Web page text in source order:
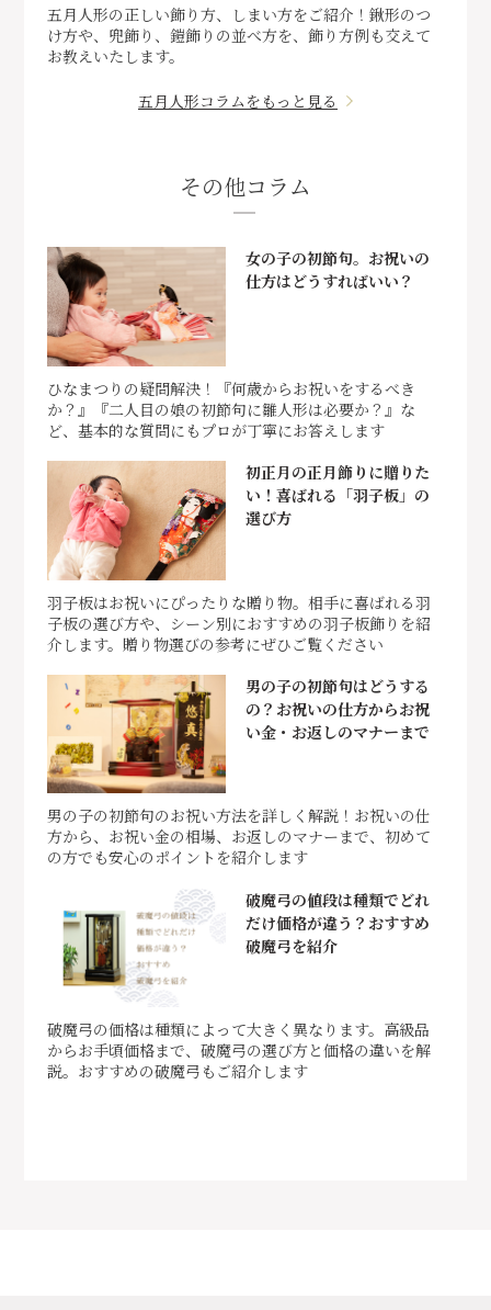
五月人形の正しい飾り方、しまい方をご紹介！鍬形のつ
け方や、兜飾り、鎧飾りの並べ方を、飾り方例も交えて
お教えいたします。
五月人形コラムをもっと見る
その他コラム
女の子の初節句。お祝いの
仕方はどうすればいい？
ひなまつりの疑問解決！『何歳からお祝いをするべき
か？』『二人目の娘の初節句に雛人形は必要か？』な
ど、基本的な質問にもプロが丁寧にお答えします
初正月の正月飾りに贈りた
い！喜ばれる「羽子板」の
選び方
羽子板はお祝いにぴったりな贈り物。相手に喜ばれる羽
子板の選び方や、シーン別におすすめの羽子板飾りを紹
介します。贈り物選びの参考にぜひご覧ください
男の子の初節句はどうする
の？お祝いの仕方からお祝
い金・お返しのマナーまで
男の子の初節句のお祝い方法を詳しく解説！お祝いの仕
方から、お祝い金の相場、お返しのマナーまで、初めて
の方でも安心のポイントを紹介します
破魔弓の値段は種類でどれ
だけ価格が違う？おすすめ
破魔弓を紹介
破魔弓の価格は種類によって大きく異なります。高級品
からお手頃価格まで、破魔弓の選び方と価格の違いを解
説。おすすめの破魔弓もご紹介します